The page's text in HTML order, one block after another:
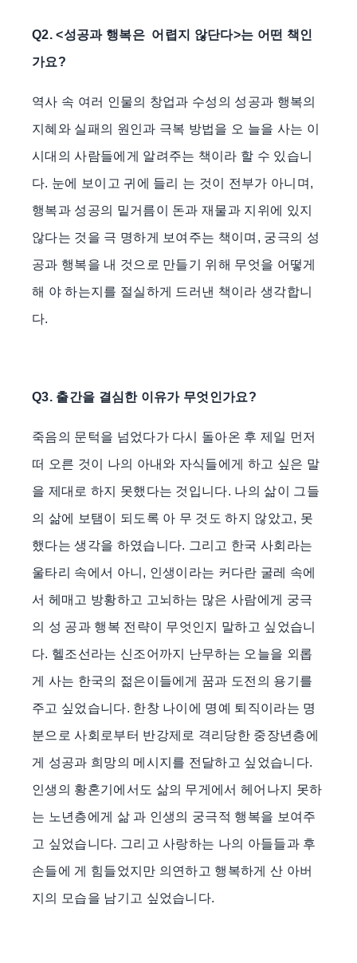
Q2. <성공과 행복은 어렵지 않단다>는 어떤 책인
가요?
역사 속 여러 인물의 창업과 수성의 성공과 행복의
지혜와 실패의 원인과 극복 방법을 오 늘을 사는 이
시대의 사람들에게 알려주는 책이라 할 수 있습니
다. 눈에 보이고 귀에 들리 는 것이 전부가 아니며,
행복과 성공의 밑거름이 돈과 재물과 지위에 있지
않다는 것을 극 명하게 보여주는 책이며, 궁극의 성
공과 행복을 내 것으로 만들기 위해 무엇을 어떻게
해 야 하는지를 절실하게 드러낸 책이라 생각합니
다.
Q3. 출간을 결심한 이유가 무엇인가요?
죽음의 문턱을 넘었다가 다시 돌아온 후 제일 먼저
떠 오른 것이 나의 아내와 자식들에게 하고 싶은 말
을 제대로 하지 못했다는 것입니다. 나의 삶이 그들
의 삶에 보탬이 되도록 아 무 것도 하지 않았고, 못
했다는 생각을 하였습니다. 그리고 한국 사회라는
울타리 속에서 아니, 인생이라는 커다란 굴레 속에
서 헤매고 방황하고 고뇌하는 많은 사람에게 궁극
의 성 공과 행복 전략이 무엇인지 말하고 싶었습니
다. 헬조선라는 신조어까지 난무하는 오늘을 외롭
게 사는 한국의 젊은이들에게 꿈과 도전의 용기를
주고 싶었습니다. 한창 나이에 명예 퇴직이라는 명
분으로 사회로부터 반강제로 격리당한 중장년층에
게 성공과 희망의 메시지를 전달하고 싶었습니다.
인생의 황혼기에서도 삶의 무게에서 헤어나지 못하
는 노년층에게 삶 과 인생의 궁극적 행복을 보여주
고 싶었습니다. 그리고 사랑하는 나의 아들들과 후
손들에 게 힘들었지만 의연하고 행복하게 산 아버
지의 모습을 남기고 싶었습니다.